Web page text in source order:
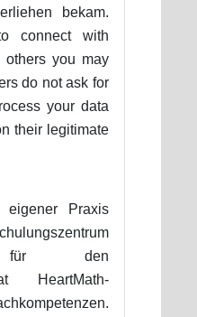
bekam.
connect with
others you may
do not ask for
your data
their legitimate
eigener Praxis
für den
HeartMath-